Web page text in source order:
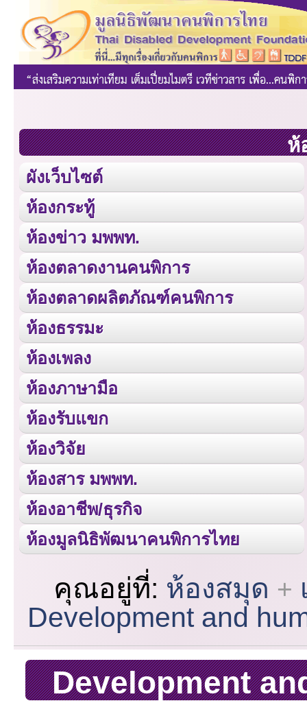
ห้
ผังเว็บไซต์
ห้องกระทู้
ห้องข่าว มพพท.
ห้องตลาดงานคนพิการ
ห้องตลาดผลิตภัณฑ์คนพิการ
ห้องธรรมะ
ห้องเพลง
ห้องภาษามือ
ห้องรับแขก
ห้องวิจัย
ห้องสาร มพพท.
ห้องอาชีพ/ธุรกิจ
ห้องมูลนิธิพัฒนาคนพิการไทย
คุณอยู่ที่: ห้องสมุด
Development and
Development